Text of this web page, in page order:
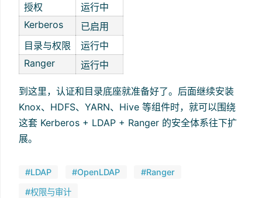
授权
运行中
Kerberos
已启用
目录与权限
运行中
Ranger
运行中
到这里，认证和目录底座就准备好了。后面继续安装
Knox、HDFS、YARN、Hive 等组件时，就可以围绕
这套 Kerberos + LDAP + Ranger 的安全体系往下扩
展。
#LDAP #OpenLDAP #Ranger
#权限与审计